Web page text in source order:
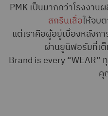
PMK เป็นมากกว่าโรงงา
สกรีนเสื้อให้จบ
แต่เราคือผู้อยู่เบื้องหลัง
ผ่านยูนิฟอร์มที่เ
Brand is every “WEAR”